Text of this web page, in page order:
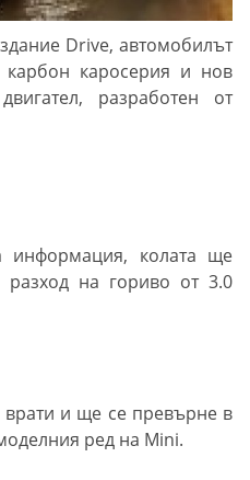
Drive, автомобилът
каросерия и нов
разработен от
информация, колата ще
на гориво от 3.0
и ще се превърне в
ред на Mini.